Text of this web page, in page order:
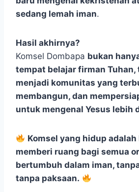
sedang lemah iman.
Hasil akhirnya?
Komsel Dombapa bukan
tempat belajar firman Tuhan,
menjadi komunitas yang
membangun, dan
untuk mengenal Yesus lebih
Komsel yang hidup
memberi ruang bagi semua
bertumbuh dalam iman,
tanpa paksaan.